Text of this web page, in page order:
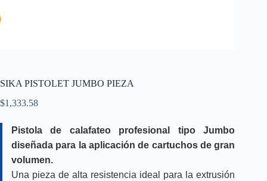
SIKA PISTOLET JUMBO PIEZA
$1,333.58
Pistola de calafateo profesional tipo Jumbo
diseñada para la aplicación de cartuchos de gran
volumen.
Una pieza de alta resistencia ideal para la extrusión